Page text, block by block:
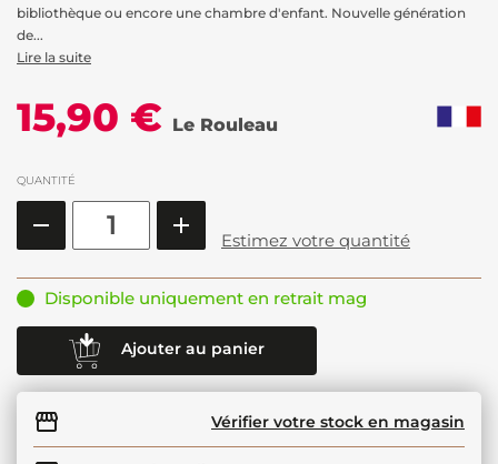
bibliothèque ou encore une chambre d'enfant. Nouvelle génération
de...
Lire la suite
15,90 € Le Rouleau
QUANTITÉ
Estimez votre quantité
Disponible uniquement en retrait mag
Ajouter au panier
Vérifier votre stock en magasin